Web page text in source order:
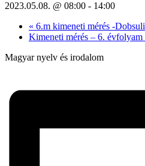
2023.05.08. @ 08:00 - 14:00
« 6.m kimeneti mérés -Dobsuli
Kimeneti mérés – 6. évfolyam
Magyar nyelv és irodalom